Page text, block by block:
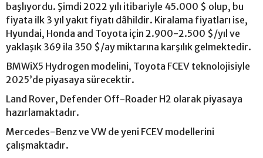
başlıyordu. Şimdi 2022 yılı itibariyle 45.000 $ olup, bu
fiyata ilk 3 yıl yakıt fiyatı dâhildir. Kiralama fiyatları ise,
Hyundai, Honda and Toyota için 2.900-2.500 $/yıl ve
yaklaşık 369 ila 350 $/ay miktarına karşılık gelmektedir.
BMWiX5 Hydrogen modelini, Toyota FCEV teknolojisiyle
2025’de piyasaya sürecektir.
Land Rover, Defender Off-Roader H2 olarak piyasaya
hazırlamaktadır.
Mercedes-Benz ve VW de yeni FCEV modellerini
çalışmaktadır.